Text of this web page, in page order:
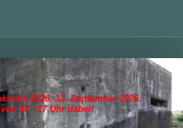
2026, 13. September 2026:
10 - 17 Uhr dabei!